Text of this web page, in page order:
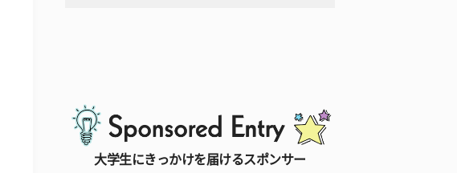
大学生にきっかけを届けるスポンサー